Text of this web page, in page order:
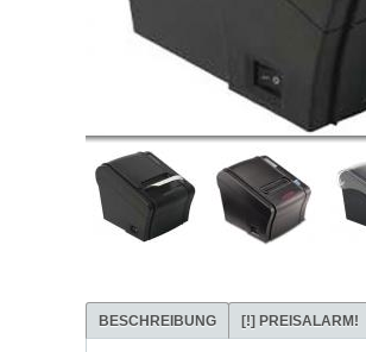
BESCHREIBUNG [!] PREISALARM!